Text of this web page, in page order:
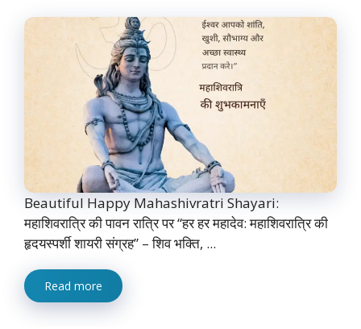
Beautiful Happy Mahashivratri Shayari:
महाशिवरात्रि की पावन रात्रि पर “हर हर महादेव: महाशिवरात्रि की
हृदयस्पर्शी शायरी संग्रह” – शिव भक्ति, ...
Read more